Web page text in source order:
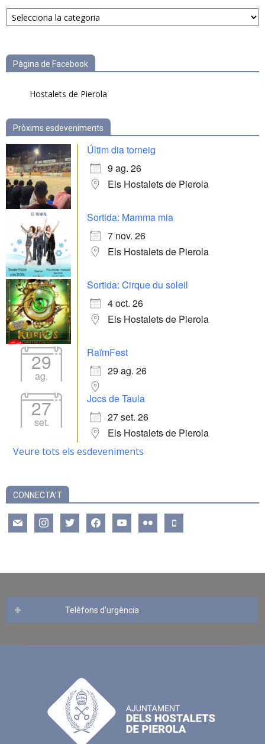
Notícies
per
Pàgina de Facebook
Hostalets de Pierola
Pròxims esdeveniments
Últim dia torneig
9 ag. 26
Els Hostalets de Pierola
Sortida: Mamma mia
7 nov. 26
Els Hostalets de Pierola
Sortida: Cirque du soleil
4 oct. 26
Els Hostalets de Pierola
29
ag.
RaïmFest
29 ag. 26
27
set.
Jocs de Taula
27 set. 26
Els Hostalets de Pierola
Veure tots els esdeveniments
CONNECTA’T
mail instagramtwitter facebookyoutube flickr mobile
Telèfons d’urgència